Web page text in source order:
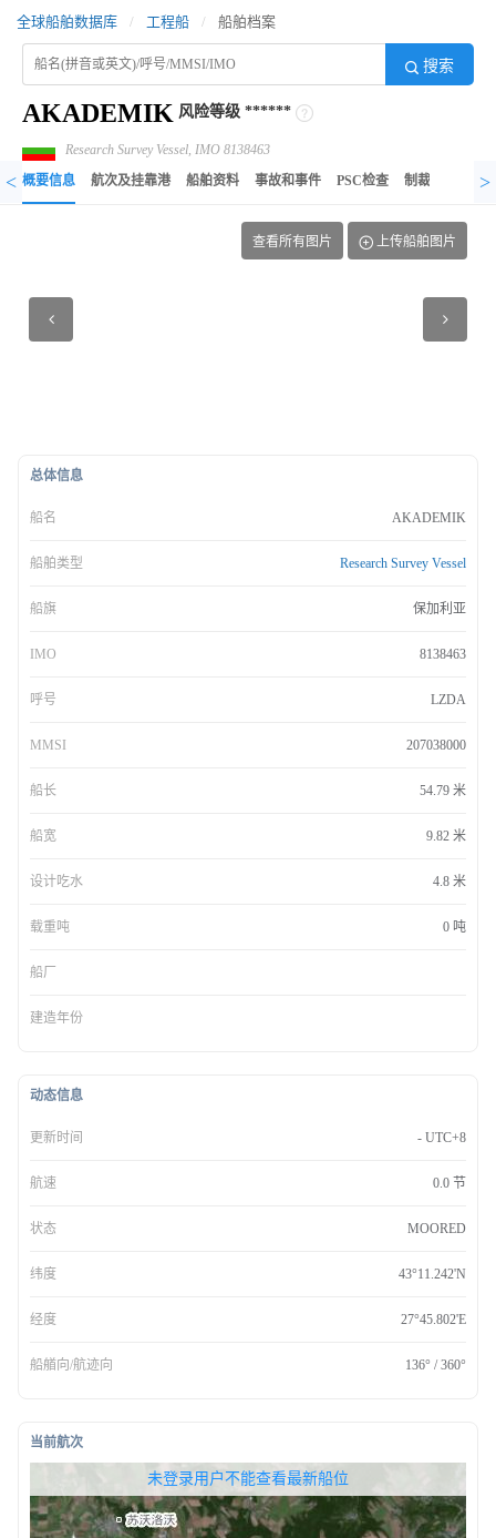
全球船舶数据库 / 工程船 / 船舶档案
搜索
AKADEMIK 风险等级 ******
Research Survey Vessel, IMO 8138463
< 概要信息 航次及挂靠港 船舶资料 事故和事件 PSC检查 制裁记录 异
>
总体信息
船名 AKADEMIK
船舶类型 Research Survey Vessel
船旗 保加利亚
IMO 8138463
呼号 LZDA
MMSI 207038000
船长 54.79 米
船宽 9.82 米
设计吃水 4.8 米
载重吨 0 吨
船厂
建造年份
查看所有图片 上传船舶图片
动态信息
更新时间 - UTC+8
航速 0.0 节
状态 MOORED
纬度 43°11.242'N
经度 27°45.802'E
船艏向/航迹向 136° / 360°
当前航次
未登录用户不能查看最新船位
无权查看最新船位，请联系开通